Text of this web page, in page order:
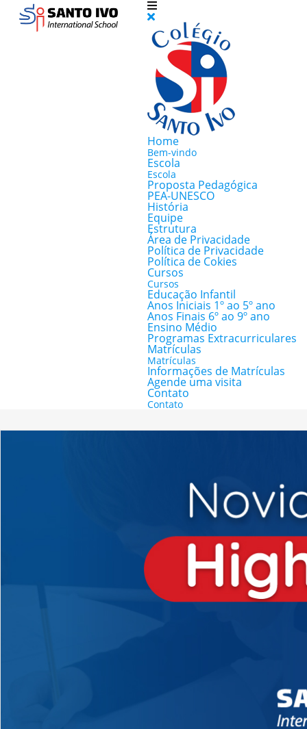
Home
Bem-vindo
Escola
Escola
Proposta Pedagógica
PEA-UNESCO
História
Equipe
Estrutura
Área de Privacidade
Política de Privacidade
Política de Cokies
Cursos
Cursos
Educação Infantil
Anos Iniciais 1º ao 5º ano
Anos Finais 6º ao 9º ano
Ensino Médio
Programas Extracurriculares
Matrículas
Matrículas
Informações de Matrículas
Agende uma visita
Contato
Contato